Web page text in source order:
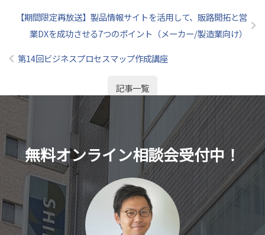
【期間限定再放送】製品情報サイトを活用して、販路開拓と営
業DXを成功させる7つのポイント（メーカー/製造業向け）
第14回ビジネスプロセスマップ作成講座
記事一覧
無料オンライン相談会受付中！